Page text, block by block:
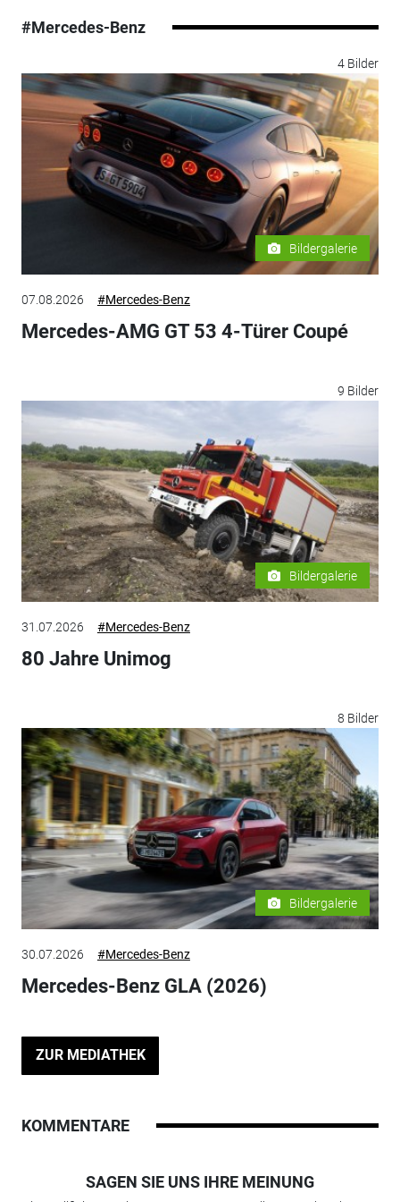
#Mercedes-Benz
4 Bilder
Bildergalerie
07.08.2026 #Mercedes-Benz
Mercedes-AMG GT 53 4-Türer Coupé
9 Bilder
Bildergalerie
31.07.2026 #Mercedes-Benz
80 Jahre Unimog
8 Bilder
Bildergalerie
30.07.2026 #Mercedes-Benz
Mercedes-Benz GLA (2026)
ZUR MEDIATHEK
KOMMENTARE
SAGEN SIE UNS IHRE MEINUNG